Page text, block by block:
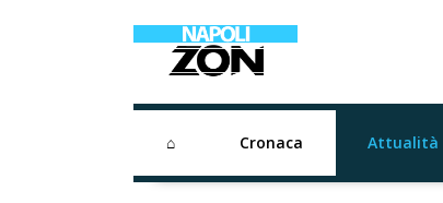
⌂ Cronaca Attualità